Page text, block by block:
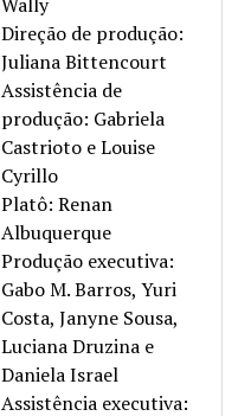
Direção de produção:
Juliana Bittencourt
Assistência de
produção: Gabriela
Castrioto e Louise
Cyrillo
Platô: Renan
Albuquerque
Produção executiva:
Gabo M. Barros, Yuri
Costa, Janyne Sousa,
Luciana Druzina e
Daniela Israel
Assistência executiva: